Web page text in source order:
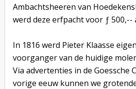
Ambachtsheeren van
werd deze erfpacht voor ƒ 500,--
In 1816 werd Pieter Klaasse
voorganger van de huidige
Via advertenties in de Goessche
vorige eeuw kunnen we